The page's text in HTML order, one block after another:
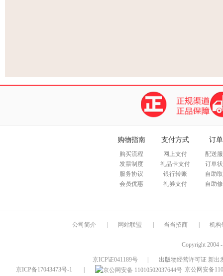
购物指南
购买流程
发票制度
服务协议
会员优惠
支付方式
网上支付
礼品卡支付
银行转账
礼券支付
订
配送
订单
自助
自助
公司简介 网站联盟 当当招商 机构
Copyright 2004
京ICP证041189号
出版物经营许可证 新出
京ICP备17043473号-1
京公网安备